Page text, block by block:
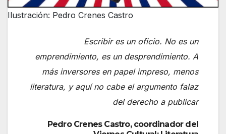
Ilustración: Pedro Crenes Castro
Escribir es un oficio. No es un
emprendimiento, es un desprendimiento. A
más inversores en papel impreso, menos
literatura, y aquí no cabe el argumento falaz
del derecho a publicar
Pedro Crenes Castro, coordinador del